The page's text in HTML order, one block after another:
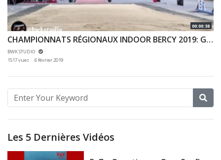
00:00:38
CHAMPIONNATS RÉGIONAUX INDOOR BERCY 2019: GRAIG BRIQUET LONGUEUR CADET
BWK STUDIO
1517 vues
6 février 2019
Les 5 Dernières Vidéos